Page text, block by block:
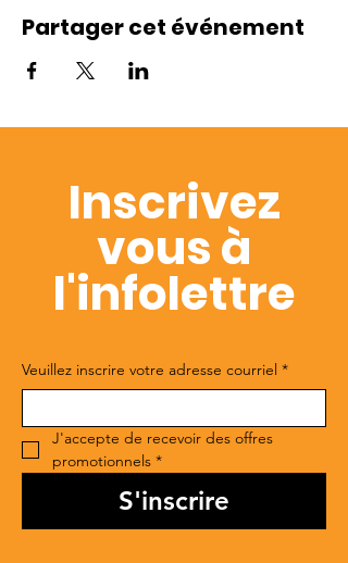
Partager cet événement
Inscrivez
vous à
l'infolettre
Veuillez inscrire votre adresse courriel *
J'accepte de recevoir des offres
promotionnels *
S'inscrire